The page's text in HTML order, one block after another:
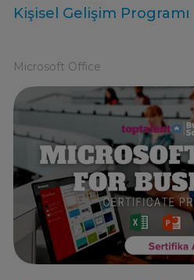
Kişisel Gelişim
Microsoft Office